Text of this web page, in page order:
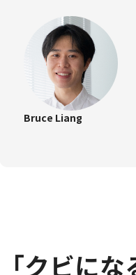
Bruce Liang
「クビに